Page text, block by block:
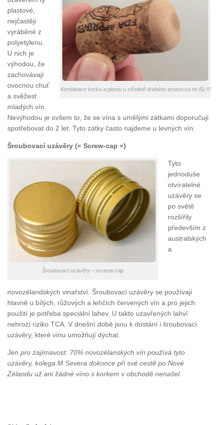
Kombinace korku a plastu u středně drahého prosecca no fůj !!!
plastové,
nejčastěji
vyráběné z
polyetylenu.
U nich je
výhodou, že
zachovávají
ovocnou chuť
a svěžest
mladých vín.
Nevýhodou je ovšem to, že se vína s umělými zátkami doporučují
spotřebovat do 2 let. Tyto zátky často najdeme u levných vín.
Šroubovací uzávěry (« Screw-cap »)
Šroubovací uzávěry – screew cap
Tyto
jednoduše
otvíratelné
uzávěry se
po světě
rozšířily
především z
australských
a
novozélandských vinařství. Šroubovací uzávěry se používají
hlavně u bílých, růžových a lehčích červených vín a pro jejich
použití je potřeba speciální lahev. U takto uzavřených lahví
nehrozí riziko TCA. V dnešní době jsou k dostání i šroubovací
uzávěry, které vínu umožňují dýchat.
Jen pro zajímavost: 70% novozélanských vín používá tyto
uzávěry, kolega M.Severa dokonce při své cestě po Nové
Zélandu už ani žádné víno s korkem v obchodě nenašel.